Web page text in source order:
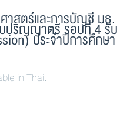
สตร์และการบัญชี มธ.
ปริญญาตรี รอบที่ 4 รับ
ประจำปีการศึกษา
in Thai.